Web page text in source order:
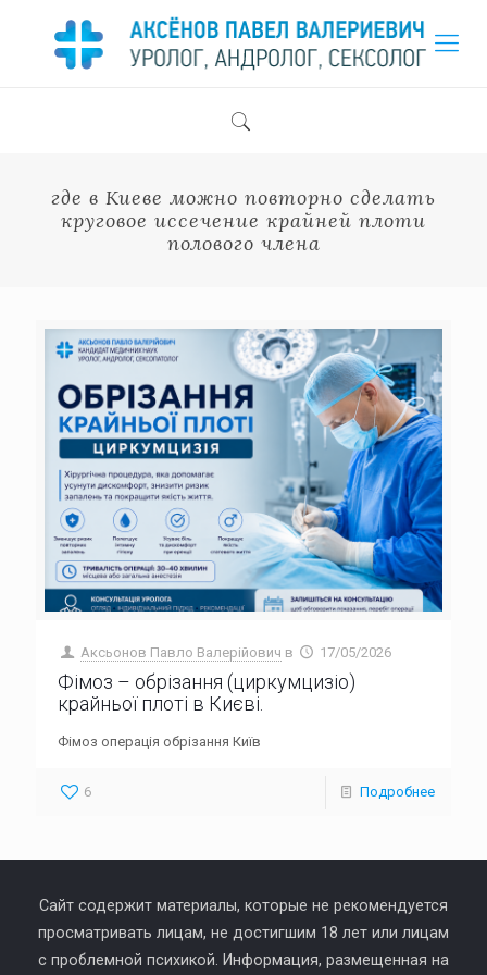
где в Киеве можно повторно сделать
круговое иссечение крайней плоти
полового члена
Аксьонов Павло Валерійович в 17/05/2026
Фімоз – обрізання (циркумцизіо)
крайньої плоті в Києві.
Фімоз операція обрізання Київ
6 Подробнее
Сайт содержит материалы, которые не рекомендуется
просматривать лицам, не достигшим 18 лет или лицам
с проблемной психикой. Информация, размещенная на